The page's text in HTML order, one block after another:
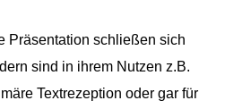
Präsentation schließen sich
sind in ihrem Nutzen z.B.
Textrezeption oder gar für